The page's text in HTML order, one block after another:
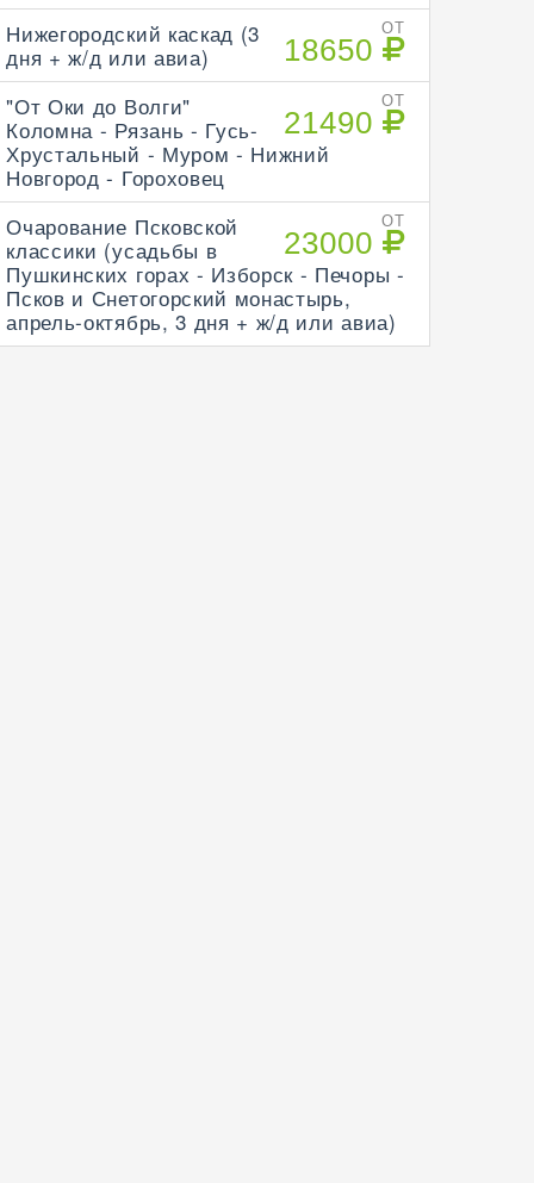
ОТ
18650
Нижегородский каскад (3
дня + ж/д или авиа)
ОТ
21490
"От Оки до Волги"
Коломна - Рязань - Гусь-
Хрустальный - Муром - Нижний
Новгород - Гороховец
ОТ
23000
Очарование Псковской
классики (усадьбы в
Пушкинских горах - Изборск - Печоры -
Псков и Снетогорский монастырь,
апрель-октябрь, 3 дня + ж/д или авиа)